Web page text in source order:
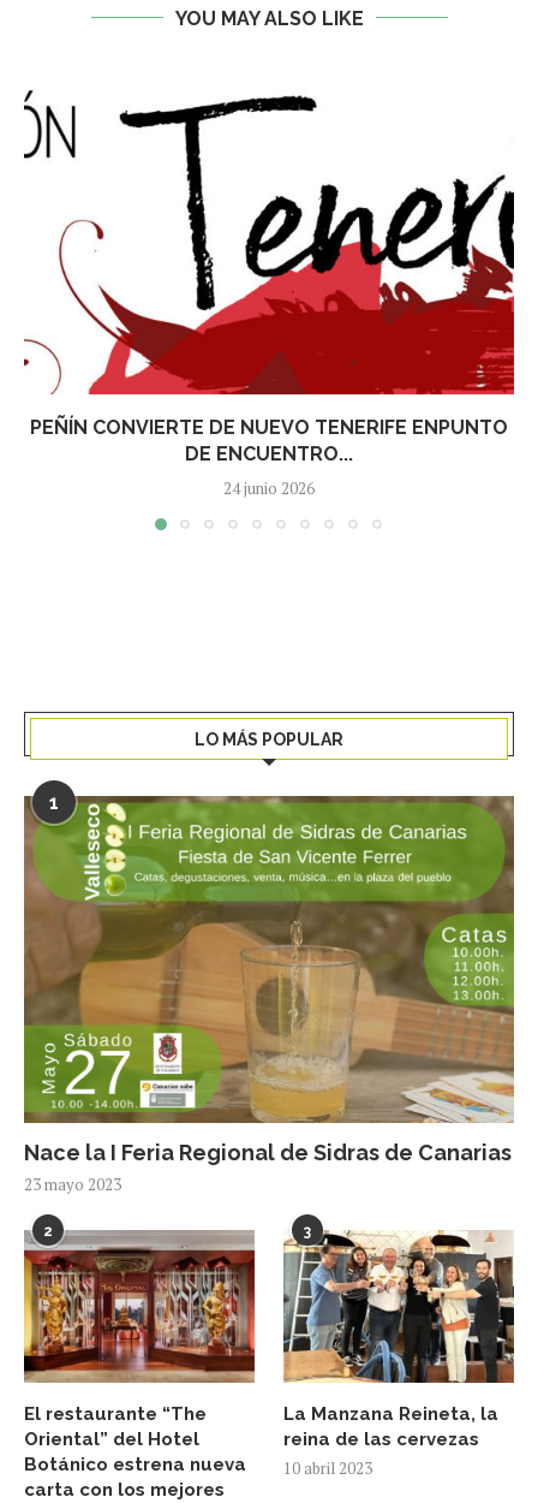
YOU MAY ALSO LIKE
PEÑÍN CONVIERTE DE NUEVO TENERIFE ENPUNTO
DE ENCUENTRO...
24 junio 2026
LO MÁS POPULAR
1
Nace la I Feria Regional de Sidras de Canarias
23 mayo 2023
2
El restaurante “The
Oriental” del Hotel
Botánico estrena nueva
carta con los mejores
3
La Manzana Reineta, la
reina de las cervezas
10 abril 2023